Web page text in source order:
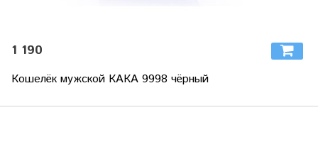
1 190
Кошелёк мужской КАКА 9998 чёрный